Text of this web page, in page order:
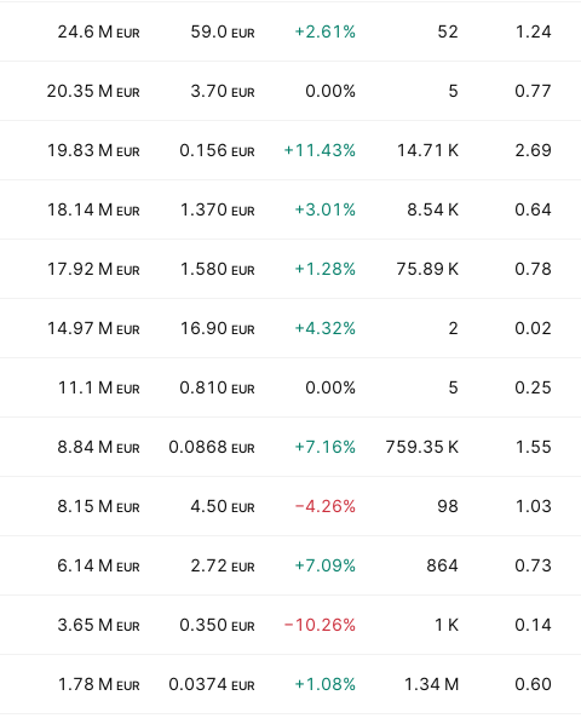
24.6 M EUR 59.0 EUR +2.61% 52 1.24
20.35 M EUR 3.70 EUR 0.00% 5 0.77
19.83 M EUR 0.156 EUR +11.43% 14.71 K 2.69
18.14 M EUR 1.370 EUR +3.01% 8.54 K 0.64
17.92 M EUR 1.580 EUR +1.28% 75.89 K 0.78
14.97 M EUR 16.90 EUR +4.32% 2 0.02
11.1 M EUR 0.810 EUR 0.00% 5 0.25
8.84 M EUR 0.0868 EUR +7.16% 759.35 K 1.55
8.15 M EUR 4.50 EUR −4.26% 98 1.03
6.14 M EUR 2.72 EUR +7.09% 864 0.73
3.65 M EUR 0.350 EUR −10.26% 1 K 0.14
1.78 M EUR 0.0374 EUR +1.08% 1.34 M 0.60